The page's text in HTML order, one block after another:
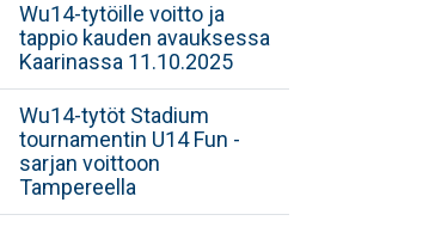
Wu14-tytöille voitto ja
tappio kauden avauksessa
Kaarinassa 11.10.2025
Wu14-tytöt Stadium
tournamentin U14 Fun -
sarjan voittoon
Tampereella